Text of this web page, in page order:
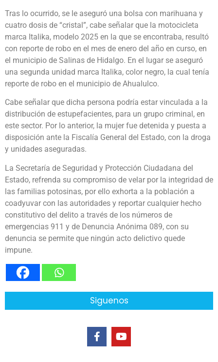
Tras lo ocurrido, se le aseguró una bolsa con marihuana y
cuatro dosis de “cristal”, cabe señalar que la motocicleta
marca Italika, modelo 2025 en la que se encontraba, resultó
con reporte de robo en el mes de enero del año en curso, en
el municipio de Salinas de Hidalgo. En el lugar se aseguró
una segunda unidad marca Italika, color negro, la cual tenía
reporte de robo en el municipio de Ahualulco.
Cabe señalar que dicha persona podría estar vinculada a la
distribución de estupefacientes, para un grupo criminal, en
este sector. Por lo anterior, la mujer fue detenida y puesta a
disposición ante la Fiscalía General del Estado, con la droga
y unidades aseguradas.
La Secretaría de Seguridad y Protección Ciudadana del
Estado, refrenda su compromiso de velar por la integridad de
las familias potosinas, por ello exhorta a la población a
coadyuvar con las autoridades y reportar cualquier hecho
constitutivo del delito a través de los números de
emergencias 911 y de Denuncia Anónima 089, con su
denuncia se permite que ningún acto delictivo quede
impune.
Siguenos